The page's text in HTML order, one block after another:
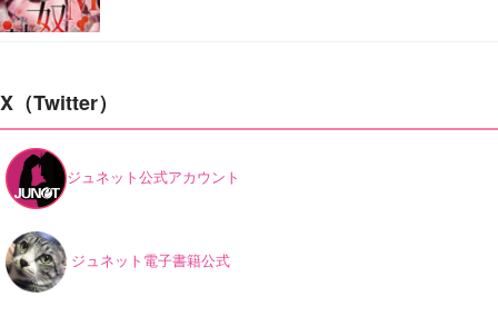
X（Twitter）
ジュネット公式アカウント
ジュネット電子書籍公式